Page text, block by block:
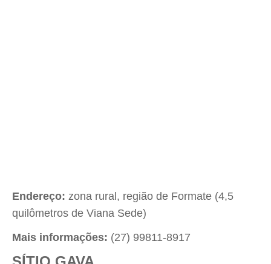
Endereço: zona rural, região de Formate (4,5
quilômetros de Viana Sede)
Mais informações: (27) 99811-8917